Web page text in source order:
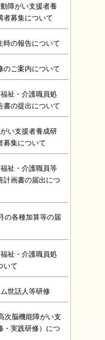
障がい支援者養
者募集について
時の報告について
のご案内について
祉・介護職員処
書の提出について
い支援者養成研
募集について
祉・介護職員等
画書の届出につ
の各種加算等の届
祉・介護職員処
いて
世話人等研修
次脳機能障がい支
・実践研修）につ